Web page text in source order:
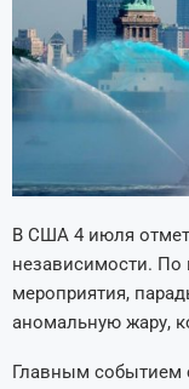
В США 4 июля
независимости. По
мероприятия,
аномальную жару,
Главным событием